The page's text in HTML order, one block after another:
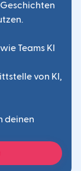
Teams KI
von KI,
deinen